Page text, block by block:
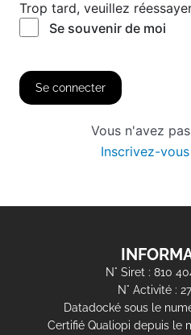
Trop tard, veuillez
Se souvenir de moi
Se connecter
Vous n'avez
Inscrivez-
N° Siret : 810
N° Activité :
Datadocké sous le
Certifié Qualiopi depuis le